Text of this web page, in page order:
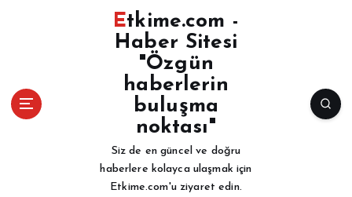
Etkime.com -
Haber Sitesi
"Özgün
haberlerin
buluşma
noktası"
Siz de en güncel ve doğru
haberlere kolayca ulaşmak için
Etkime.com'u ziyaret edin.